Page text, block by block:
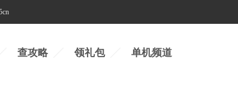
查攻略 领礼包 单机频道